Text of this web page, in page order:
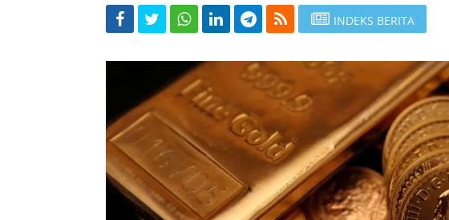
INDEKS BERITA